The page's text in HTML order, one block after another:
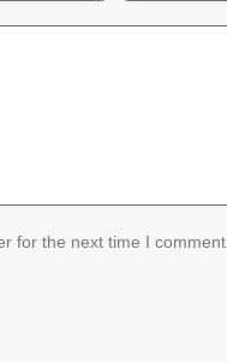
for the next time I comment.